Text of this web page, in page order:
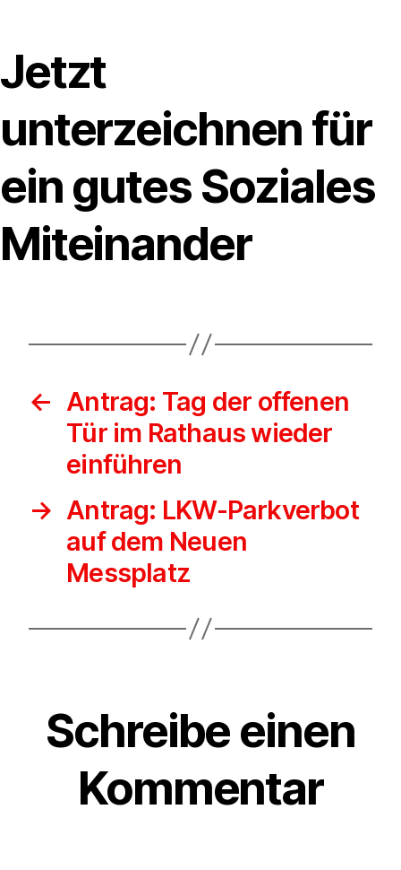
Jetzt
unterzeichnen für
ein gutes Soziales
Miteinander
← Antrag: Tag der offenen
Tür im Rathaus wieder
einführen
→ Antrag: LKW-Parkverbot
auf dem Neuen
Messplatz
Schreibe einen
Kommentar